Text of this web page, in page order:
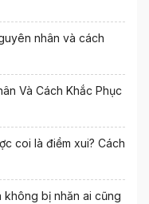
nhân và cách
Và Cách Khắc Phục
coi là điềm xui? Cách
bị nhăn ai cũng